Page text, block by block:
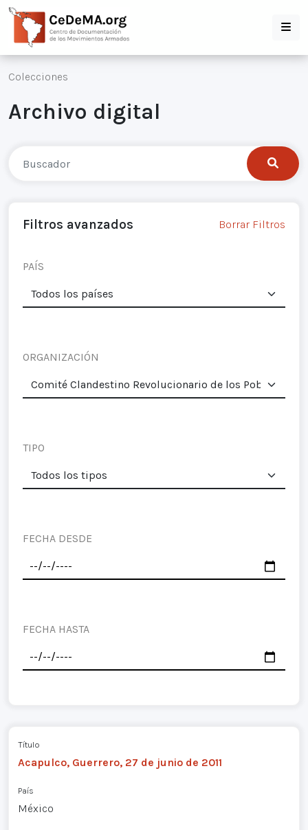
Colecciones
Archivo digital
Filtros avanzados Borrar Filtros
PAÍS
ORGANIZACIÓN
TIPO
FECHA DESDE
FECHA HASTA
Título
Acapulco, Guerrero, 27 de junio de 2011
País
México